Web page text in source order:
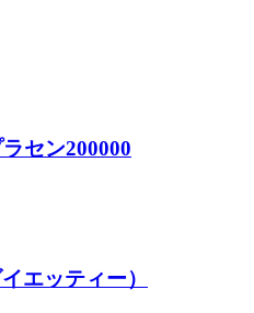
セン200000
エッティー）